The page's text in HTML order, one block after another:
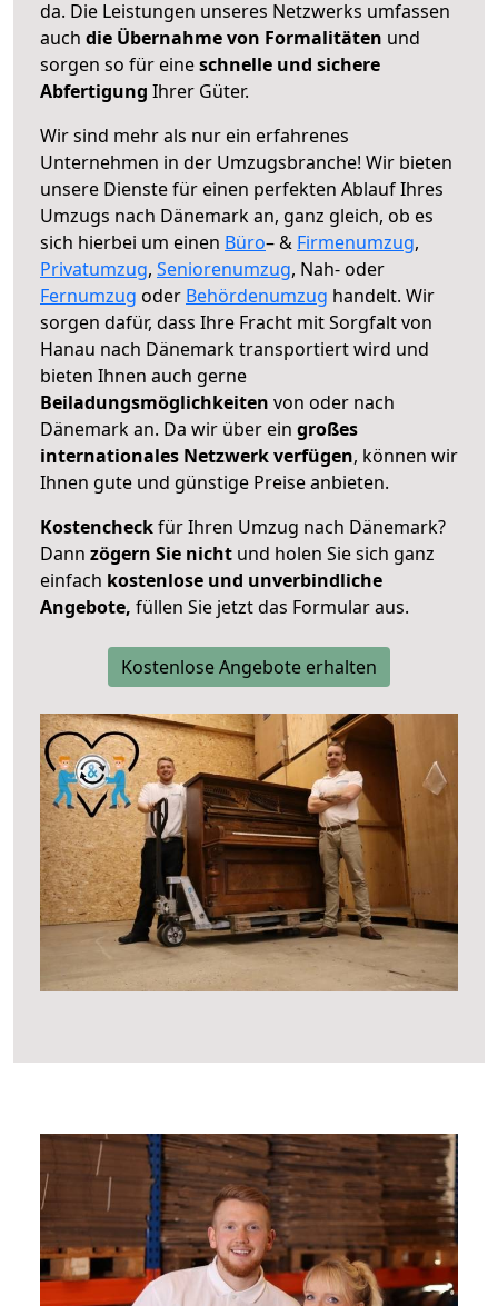
da. Die Leistungen unseres Netzwerks umfassen
auch die Übernahme von Formalitäten und
sorgen so für eineschnelle und sichere
Abfertigung Ihrer Güter.
Wir sind mehr als nur ein erfahrenes
Unternehmen in der Umzugsbranche! Wir bieten
unsere Dienste für einen perfekten Ablauf Ihres
Umzugs nach Dänemark an, ganz gleich, ob es
sich hierbei um einen Büro– & Firmenumzug,
Privatumzug, Seniorenumzug, Nah- oder
Fernumzug oder Behördenumzug handelt. Wir
sorgen dafür, dass Ihre Fracht mit Sorgfalt von
Hanau nach Dänemark transportiert wird und
bieten Ihnen auch gerne
Beiladungsmöglichkeiten von oder nach
Dänemark an. Da wir über ein großes
internationales Netzwerk verfügen, können wir
Ihnen gute und günstige Preise anbieten.
Kostencheckfür Ihren Umzug nach Dänemark?
Dann zögern Sie nicht und holen Sie sich ganz
einfach kostenlose und unverbindliche
Angebote, füllen Sie jetzt das Formular aus.
Kostenlose Angebote erhalten